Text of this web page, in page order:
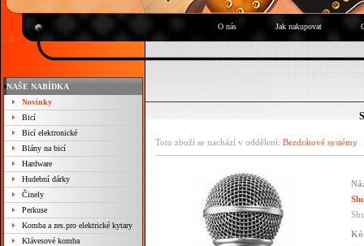
O nás Jak nakupovat
NAŠE NABÍDKA
Novinky
Bicí
Bicí elektronické
Blány na bicí
Hardware
Hudební dárky
Činely
Perkuse
Komba a zes.pro elektrické kytary
Klávesové komba
Toto zboží se nachází v oddělení: Bezdrátové systémy